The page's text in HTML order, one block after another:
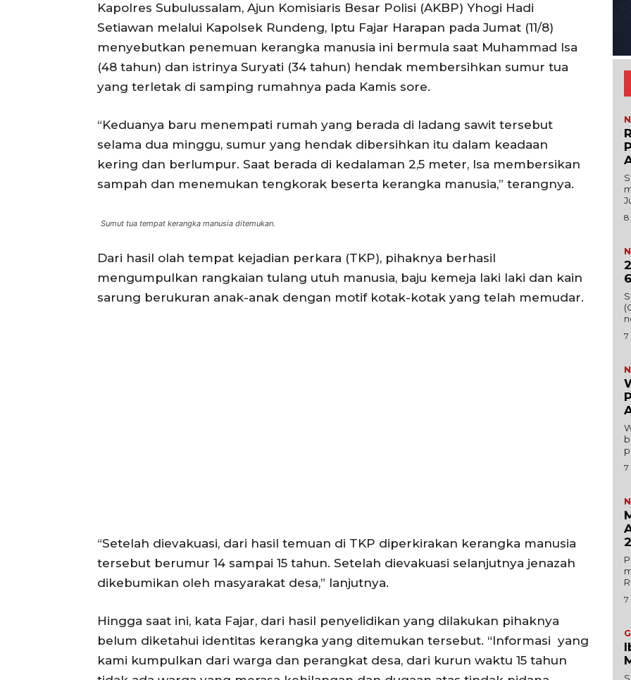
Situs Berita Aceh
Terkini
Menu
Gaya Hidup
Hiburan
Opini
Hubungi Kami
Aset
Kapolres Subulussalam, Ajun Komisiaris Besar Polisi (AKBP) Yhogi Hadi
Setiawan melalui Kapolsek Rundeng, Iptu Fajar Harapan pada Jumat (11/8)
menyebutkan penemuan kerangka manusia ini bermula saat Muhammad Isa
(48 tahun) dan istrinya Suryati (34 tahun) hendak membersihkan sumur tua
yang terletak di samping rumahnya pada Kamis sore.
“Keduanya baru menempati rumah yang berada di ladang sawit tersebut
selama dua minggu, sumur yang hendak dibersihkan itu dalam keadaan
kering dan berlumpur. Saat berada di kedalaman 2,5 meter, Isa membersikan
sampah dan menemukan tengkorak beserta kerangka manusia,” terangnya.
Sumut tua tempat kerangka manusia ditemukan.
Dari hasil olah tempat kejadian perkara (TKP), pihaknya berhasil
mengumpulkan rangkaian tulang utuh manusia, baju kemeja laki laki dan kain
sarung berukuran anak-anak dengan motif kotak-kotak yang telah memudar.
“Setelah dievakuasi, dari hasil temuan di TKP diperkirakan kerangka manusia
tersebut berumur 14 sampai 15 tahun. Setelah dievakuasi selanjutnya jenazah
dikebumikan oleh masyarakat desa,” lanjutnya.
Hingga saat ini, kata Fajar, dari hasil penyelidikan yang dilakukan pihaknya
belum diketahui identitas kerangka yang ditemukan tersebut. “Informasi yang
kami kumpulkan dari warga dan perangkat desa, dari kurun waktu 15 tahun
8
7
7
7